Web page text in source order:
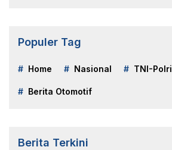
Populer Tag
Home Nasional TNI-Polri
Berita Otomotif
Berita Terkini